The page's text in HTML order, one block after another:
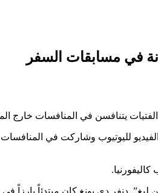
في مسابقات السفر
يتنافسن في المنافسات
ليغ”. دنفر دي يونغ كان مبتدئاً بارزاً